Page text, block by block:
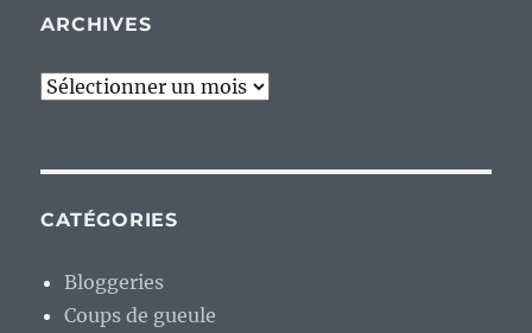
ARCHIVES
Archives
CATÉGORIES
Bloggeries
Coups de gueule